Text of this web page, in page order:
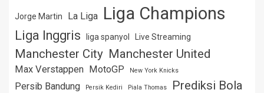
Jorge Martin La Liga Liga Champions
Liga Inggris liga spanyol Live Streaming
Manchester City Manchester United
Max Verstappen MotoGP New York Knicks
Persib Bandung Persik Kediri Piala Thomas Prediksi Bola